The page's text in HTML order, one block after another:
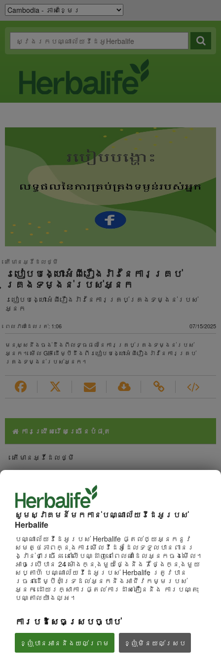
សូមស្វាគមន៍មកកាន់បណ្ណាល័យវីដេអូរបស់
Herbalife
បណ្ណាល័យវីដេអូរបស់ Herbalife ផ្តល់ឲ្យអ្នកនូវ
សមត្ថភាពក្នុងការមើលវីដេអូដែលទទួលបានពានរ
ង្វាន់ជាច្រើន នៅលើបណ្ដាញនៅពេលណាដែលអ្នកចង់មើល។
អាចប្រើបាន 24 ម៉ោងក្នុងមួយថ្ងៃនិង 7 ថ្ងៃក្នុងមួយ
សប្តាហ៍ បណ្ណាល័យវីដេអូរបស់ Herbalife ត្រូវបាន
រចនាដើម្បីគាំទ្រដល់អ្នកនិងអាជីវកម្មរបស់
អ្នក ដោយរក្សាការផ្តល់ការដាស់តឿននិង ការបណ្តុះ
បណ្តាលយ៉ាងល្អ។
ការបដិសេធស្របច្បាប់
ខ្ញុំបានអាននិងយល់ព្រម ខ្ញុំ​មិន​យល់ស្រប
តើមានអ្វីដែលថ្មី
របៀបបង្ហោះអំពីរឿងរ៉ាវនៃការគ្រប់
គ្រងទម្ងន់របស់អ្នក
របៀបបង្ហោះអំពីរឿងរ៉ាវនៃការគ្រប់គ្រងទម្ងន់របស់
អ្នក
ពេលវាលាដែលរត់: 1:06 07/15/2025
មនុស្សនឹងចង់ដឹងពីលទ្ធផលនៃការគ្រប់គ្រងទម្ងន់របស់
អ្នក។ មើល GIF ដើម្បីដឹងពីរបៀបបង្ហោះអំពីរឿងរ៉ាវនៃការគ្រប់
គ្រងទម្ងន់របស់អ្នក។
ការជ្រើសរើសច្រើនបំផុត
តើមានអ្វីដែលថ្មី
ការជ្រើសរើសច្រើនបំផុត
ការមើលច្រើនបំផុត
រកមើលប៉ុស្តិ៍
ផលិតផល
ម៉ាកនិងការឧបត្ថម្ភ
អាជីវកម្ម
អាហារូបត្ថម្ភនិងវិទ្យាសាស្រ្ត
អាជីវកម្ម មើលទាំងអស់